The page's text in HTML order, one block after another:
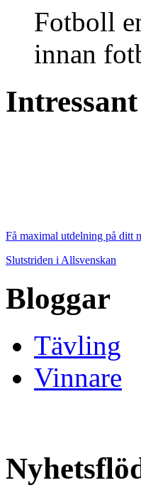
Fotboll
innan
Intressant
Få maximal utdelning på ditt
Slutstriden i Allsvenskan
Bloggar
Tävling
Vinnare